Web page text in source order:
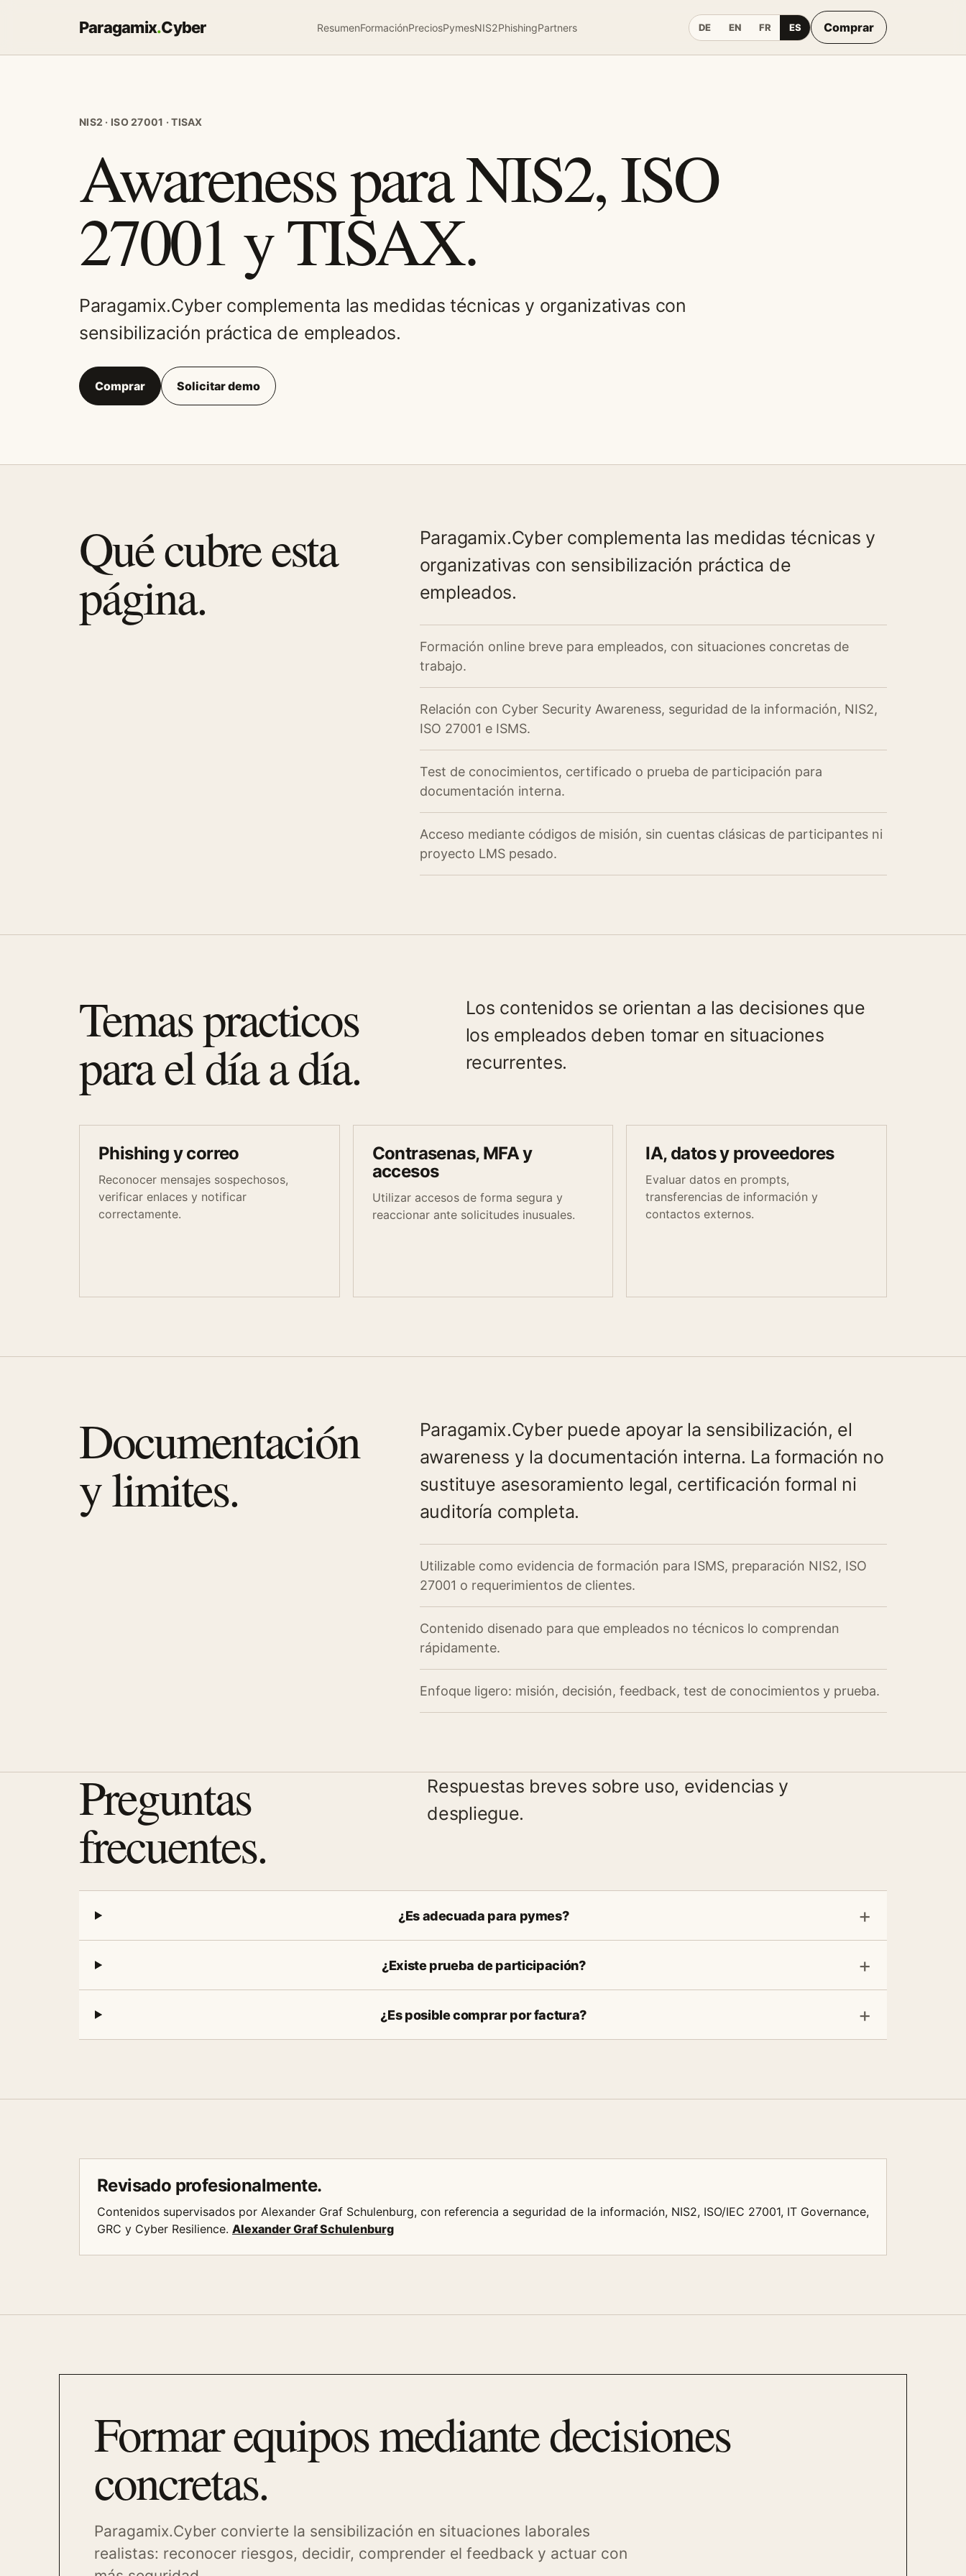
Paragamix.Cyber ResumenFormaciónPreciosPymesNIS2PhishingPartners DE EN FR ES Comprar
NIS2 · ISO 27001 · TISAX
Awareness para NIS2, ISO
27001 y TISAX.
Paragamix.Cyber complementa las medidas técnicas y organizativas con
sensibilización práctica de empleados.
Comprar Solicitar demo
Qué cubre esta
página.
Paragamix.Cyber complementa las medidas técnicas y
organizativas con sensibilización práctica de
empleados.
Formación online breve para empleados, con situaciones concretas de
trabajo.
Relación con Cyber Security Awareness, seguridad de la información, NIS2,
ISO 27001 e ISMS.
Test de conocimientos, certificado o prueba de participación para
documentación interna.
Acceso mediante códigos de misión, sin cuentas clásicas de participantes ni
proyecto LMS pesado.
Temas practicos
para el día a día.
Los contenidos se orientan a las decisiones que
los empleados deben tomar en situaciones
recurrentes.
Phishing y correo
Reconocer mensajes sospechosos,
verificar enlaces y notificar
correctamente.
Contrasenas, MFA y
accesos
Utilizar accesos de forma segura y
reaccionar ante solicitudes inusuales.
IA, datos y proveedores
Evaluar datos en prompts,
transferencias de información y
contactos externos.
Documentación
y limites.
Paragamix.Cyber puede apoyar la sensibilización, el
awareness y la documentación interna. La formación no
sustituye asesoramiento legal, certificación formal ni
auditoría completa.
Utilizable como evidencia de formación para ISMS, preparación NIS2, ISO
27001 o requerimientos de clientes.
Contenido disenado para que empleados no técnicos lo comprendan
rápidamente.
Enfoque ligero: misión, decisión, feedback, test de conocimientos y prueba.
Preguntas
frecuentes.
Respuestas breves sobre uso, evidencias y
despliegue.
¿Es adecuada para pymes?
¿Existe prueba de participación?
¿Es posible comprar por factura?
Revisado profesionalmente.
Contenidos supervisados por Alexander Graf Schulenburg, con referencia a seguridad de la información, NIS2, ISO/IEC 27001, IT Governance,
GRC y Cyber Resilience. Alexander Graf Schulenburg
Formar equipos mediante decisiones
concretas.
Paragamix.Cyber convierte la sensibilización en situaciones laborales
realistas: reconocer riesgos, decidir, comprender el feedback y actuar con